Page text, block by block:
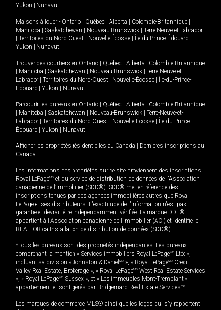
Yukon
Nunavut.
Maisons à louer - Ontario Québec Alberta Colombie-Britannique
Manitoba
Saskatchewan Nouveau-Brunswick
Terre-Neuve-et-Labrador
Territoires du Nord-Ouest Nouvelle-Écosse Île-du-Prince-Édouard
Yukon
Nunavut.
Trouver des courtiers en Ontario Québec Alberta
Colombie-Britannique
Manitoba Saskatchewan Nouveau-Brunswick
Terre-Neuve-et-
Labrador
Territoires du Nord-Ouest Nouvelle-Écosse
Île-du-Prince-
Édouard
Yukon Nunavut
Parcourir les bureaux en Ontario Québec Alberta
Colombie-Britannique
Manitoba Saskatchewan Nouveau-Brunswick
Terre-Neuve-et-
Labrador
Territoires du Nord-Ouest Nouvelle-Écosse
Île-du-Prince-
Édouard
Yukon Nunavut
Afficher les propriétés résidentielles au Canada
Dernières inscriptions au
Canada
Les informations des propriétés sur ce site proviennent des inscriptions
Royal LePageMD et du service de distribution de données de l'Association
canadienne de l’immobilier (SDD®). SDD® met en référence des
inscriptions tenues par des agences immobilières autres que Royal
LePage et ses distributeurs. L'exactitude de l'information n'est pas
garantie et devrait être indépendamment vérifiée. La marque DDF®
appartient à l'Association canadienne de l’immobilier (ACI) et identifie le
REALTOR.ca Installation de distribution de données (SDD®).
*Tous les bureaux sont des propriétés indépendantes. Les bureaux
comprenant la mention « Services immobiliers Royal LePageMD Ltée »,
incluant sa division « Johnston & Daniel MD », « Royal LePageMD Credit
Valley Real Estate, Brokerage », « Royal LePageMD West Real Estate Services
», « Royal LePageMD Sussex », et « Les immeubles Mont-Tremblant »
appartiennent et sont gérés par Bridgemarq Real Estate ServicesMD.
Les marques de commerce MLS® ainsi que les logos qui s'y rapportent